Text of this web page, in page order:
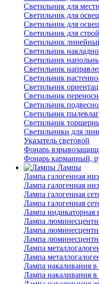
Светильник для
Светильник для
Светильник для
Светильник для
Светильник
Светильник
Светильник
Светильник
Светильник
Светильник
Светильник
Светильник
Светильник
Светильник
Светильники для
Указатель световой
Фонарь
Фонарь карманный,
Лампы
Лампа галогенная
Лампа галогенная
Лампа галогенная
Лампа галогенная
Лампа индикаторная
Лампа
Лампа
Лампа
Лампа
Лампа
Лампа накаливания в
Лампа накаливания